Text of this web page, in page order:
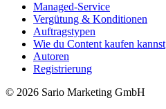
Managed-Service
Vergütung & Konditionen
Auftragstypen
Wie du Content kaufen kannst
Autoren
Registrierung
© 2026 Sario Marketing GmbH